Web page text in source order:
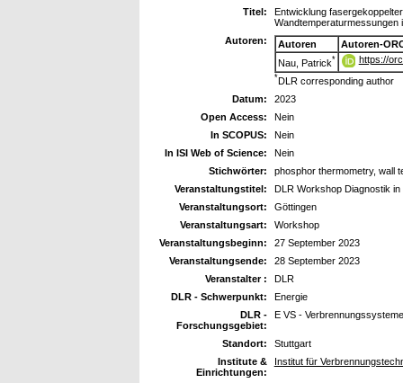
Titel:
Entwicklung
Wandtemperaturmessungen
Autoren:
Autoren
Autoren-
Nau, Patrick* https://
*DLR corresponding author
Datum:
2023
Open Access:
Nein
In SCOPUS:
Nein
In ISI Web of Science:
Nein
Stichwörter:
phosphor thermometry, wall
Veranstaltungstitel:
DLR Workshop Diagnostik in
Veranstaltungsort:
Göttingen
Veranstaltungsart:
Workshop
Veranstaltungsbeginn:
27 September 2023
Veranstaltungsende:
28 September 2023
Veranstalter :
DLR
DLR - Schwerpunkt:
Energie
DLR -
Forschungsgebiet:
E VS - Verbrennungssysteme
Standort:
Stuttgart
Institute &
Einrichtungen:
Institut für